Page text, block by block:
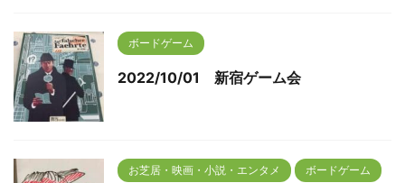
ボードゲーム
2022/10/01 新宿ゲーム会
お芝居・映画・小説・エンタメ ボードゲーム